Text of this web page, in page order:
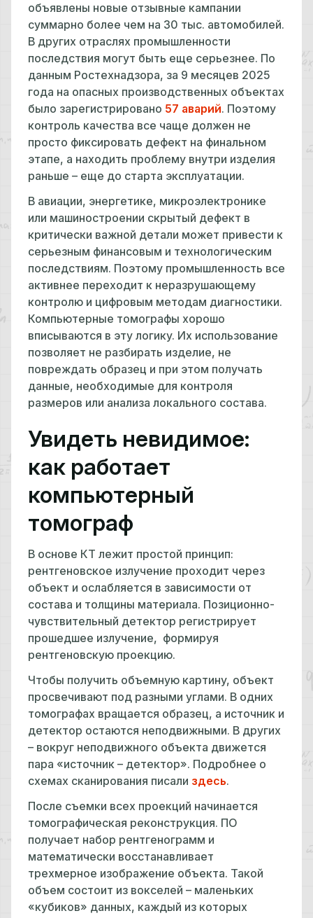
объявлены новые отзывные кампании
суммарно более чем на 30 тыс. автомобилей.
В других отраслях промышленности
последствия могут быть еще серьезнее. По
данным Ростехнадзора, за 9 месяцев 2025
года на опасных производственных объектах
было зарегистрировано 57 аварий. Поэтому
контроль качества все чаще должен не
просто фиксировать дефект на финальном
этапе, а находить проблему внутри изделия
раньше – еще до старта эксплуатации.
В авиации, энергетике, микроэлектронике
или машиностроении скрытый дефект в
критически важной детали может привести к
серьезным финансовым и технологическим
последствиям. Поэтому промышленность все
активнее переходит к неразрушающему
контролю и цифровым методам диагностики.
Компьютерные томографы хорошо
вписываются в эту логику. Их использование
позволяет не разбирать изделие, не
повреждать образец и при этом получать
данные, необходимые для контроля
размеров или анализа локального состава.
Увидеть невидимое:
как работает
компьютерный
томограф
В основе КТ лежит простой принцип:
рентгеновское излучение проходит через
объект и ослабляется в зависимости от
состава и толщины материала. Позиционно-
чувствительный детектор регистрирует
прошедшее излучение, формируя
рентгеновскую проекцию.
Чтобы получить объемную картину, объект
просвечивают под разными углами. В одних
томографах вращается образец, а источник и
детектор остаются неподвижными. В других
– вокруг неподвижного объекта движется
пара «источник – детектор». Подробнее о
схемах сканирования писали здесь.
После съемки всех проекций начинается
томографическая реконструкция. ПО
получает набор рентгенограмм и
математически восстанавливает
трехмерное изображение объекта. Такой
объем состоит из вокселей – маленьких
«кубиков» данных, каждый из которых